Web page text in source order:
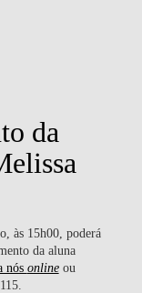
da
às 15h00, poderá
da aluna
nós onlineou